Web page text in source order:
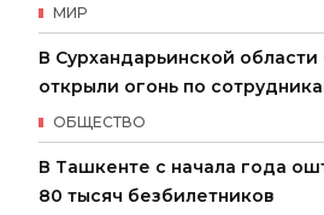
МИР
В Сурхандарьинской
открыли огонь по
ОБЩЕСТВО
В Ташкенте с начала года
80 тысяч безбилетников